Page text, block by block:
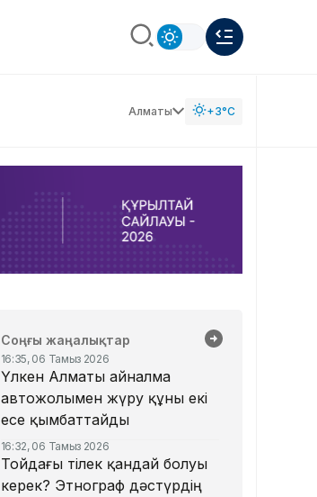
Алматы +3°C
Соңғы жаңалықтар
16:35, 06 Тамыз 2026
Үлкен Алматы айналма
автожолымен жүру құны екі
есе қымбаттайды
16:32, 06 Тамыз 2026
Тойдағы тілек қандай болуы
керек? Этнограф дәстүрдің